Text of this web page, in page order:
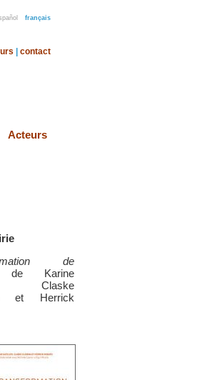
français
contact
Acteurs
de
Karine
Claske
et Herrick